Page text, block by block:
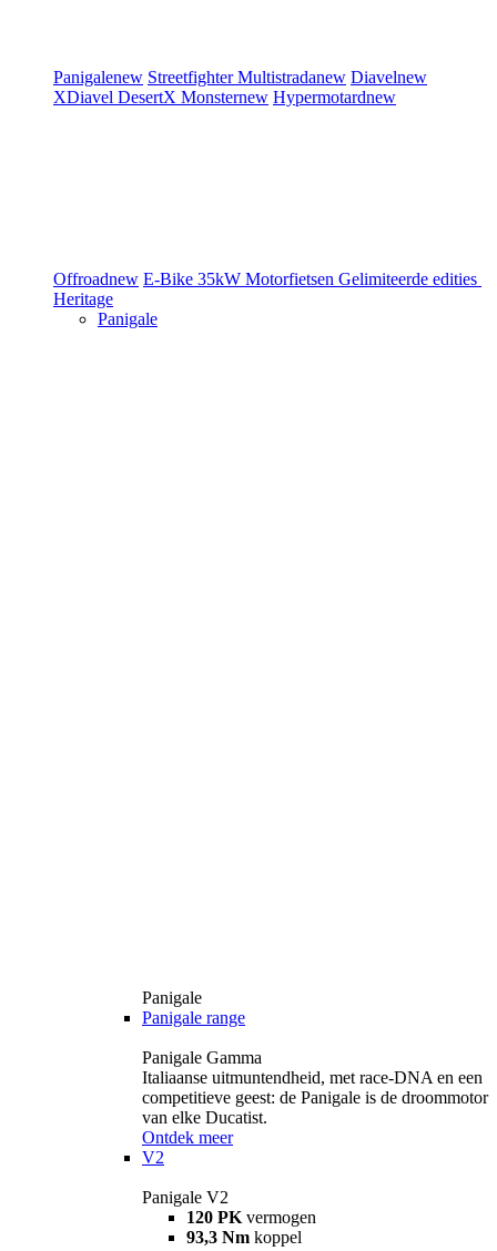
Panigalenew StreetfighterMultistradanew Diavelnew
XDiavel DesertX Monsternew Hypermotardnew
Offroadnew E-Bike 35kW Motorfietsen Gelimiteerde edities
Heritage
Panigale
Panigale
Panigale range
Panigale Gamma
Italiaanse uitmuntendheid, met race-DNA en een
competitieve geest: de Panigale is de droommotor
van elke Ducatist.
Ontdek meer
V2
Panigale V2
120 PK vermogen
93,3 Nm koppel